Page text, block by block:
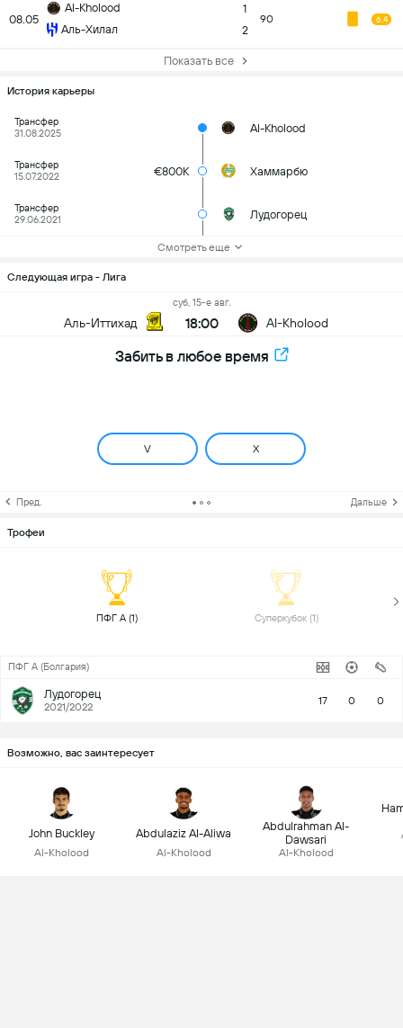
Следующая игра - Лига
Аль-Иттихад
суб, 15-е авг.
18:00 Al-Kholood
Забить в любое время
V X
Пред. Дальше
08.05
Al-Kholood
Аль-Хилал
1
2
90 6.4
Показать все
История карьеры
Трансфер
31.08.2025
Al-Kholood
Трансфер
15.07.2022
€800K Хаммарбю
Трансфер
29.06.2021
Лудогорец
Смотреть еще
Трофеи
ПФГ А (1) Суперкубок (1)
ПФГ А (Болгария)
Лудогорец
2021/2022 17 0 0
Возможно, вас заинтересует
John Buckley
Al-Kholood
Abdulaziz Al-Aliwa
Al-Kholood
Abdulrahman Al-
Dawsari
Al-Kholood